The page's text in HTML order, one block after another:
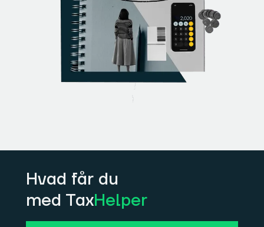
Hvad får du
med TaxHelper